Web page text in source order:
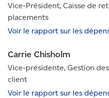
Vice-Président, Caisse de
placements
Voir le rapport sur les
Carrie Chisholm
Vice-présidente, Gestion
client
Voir le rapport sur les